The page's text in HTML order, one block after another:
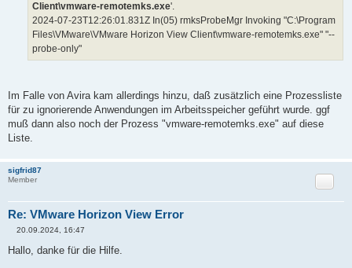
Client\vmware-remotemks.exe'.
2024-07-23T12:26:01.831Z In(05) rmksProbeMgr Invoking "C:\Program
Files\VMware\VMware Horizon View Client\vmware-remotemks.exe" "--
probe-only"
Im Falle von Avira kam allerdings hinzu, daß zusätzlich eine Prozessliste
für zu ignorierende Anwendungen im Arbeitsspeicher geführt wurde. ggf
muß dann also noch der Prozess "vmware-remotemks.exe" auf diese
Liste.
sigfrid87
Member
Re: VMware Horizon View Error
Zitat
e
i
20.09.2024, 16:47
Hallo, danke für die Hilfe.